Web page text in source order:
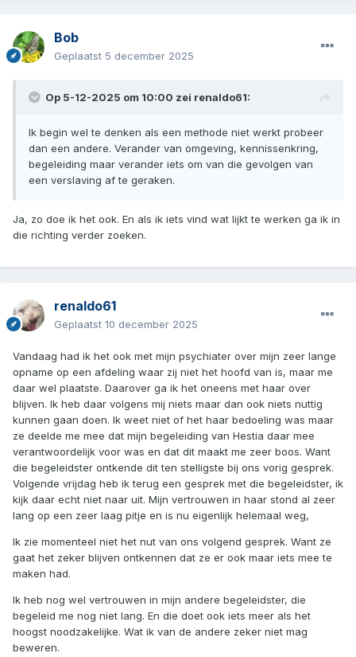
Bob
Geplaatst 5 december 2025
Op 5-12-2025 om 10:00 zei renaldo61:
Ik begin wel te denken als een methode niet werkt probeer
dan een andere. Verander van omgeving, kennissenkring,
begeleiding maar verander iets om van die gevolgen van
een verslaving af te geraken.
Ja, zo doe ik het ook. En als ik iets vind wat lijkt te werken ga ik in
die richting verder zoeken.
renaldo61
Geplaatst 10 december 2025
Vandaag had ik het ook met mijn psychiater over mijn zeer lange
opname op een afdeling waar zij niet het hoofd van is, maar me
daar wel plaatste. Daarover ga ik het oneens met haar over
blijven. Ik heb daar volgens mij niets maar dan ook niets nuttig
kunnen gaan doen. Ik weet niet of het haar bedoeling was maar
ze deelde me mee dat mijn begeleiding van Hestia daar mee
verantwoordelijk voor was en dat dit maakt me zeer boos. Want
die begeleidster ontkende dit ten stelligste bij ons vorig gesprek.
Volgende vrijdag heb ik terug een gesprek met die begeleidster, ik
kijk daar echt niet naar uit. Mijn vertrouwen in haar stond al zeer
lang op een zeer laag pitje en is nu eigenlijk helemaal weg,
Ik zie momenteel niet het nut van ons volgend gesprek. Want ze
gaat het zeker blijven ontkennen dat ze er ook maar iets mee te
maken had.
Ik heb nog wel vertrouwen in mijn andere begeleidster, die
begeleid me nog niet lang. En die doet ook iets meer als het
hoogst noodzakelijke. Wat ik van de andere zeker niet mag
beweren.